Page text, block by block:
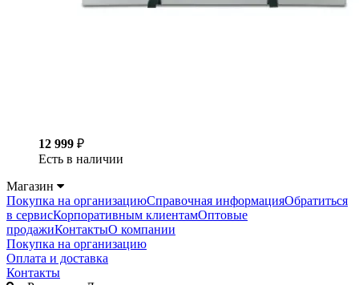
12 999 ₽
Есть в наличии
Магазин
Покупка на организациюСправочная информацияОбратиться
в сервисКорпоративным клиентамОптовые
продажиКонтактыО компании
Покупка на организацию
Оплата и доставка
Контакты